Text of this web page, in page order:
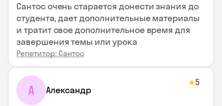
Сантос очень старается донести знания до
студента, дает дополнительные материалы
и тратит свое дополнительное время для
завершения темы или урока
Репетитор: Сантос
А Александр
★5